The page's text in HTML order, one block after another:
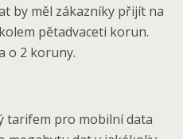
by měl zákazníky přijít na
pětadvaceti korun.
o 2 koruny.
tarifem pro mobilní data